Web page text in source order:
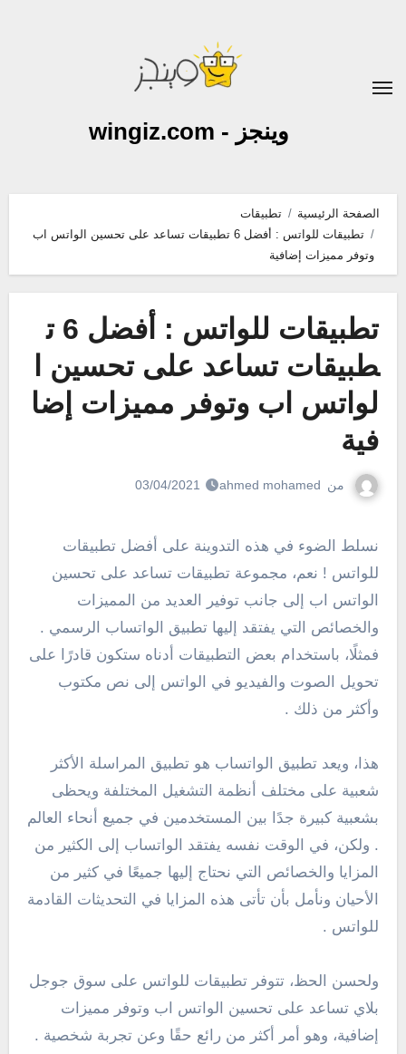
وينجز - wingiz.com
الصفحة الرئيسية
تطبيقات
تطبيقات للواتس : أفضل 6 تطبيقات تساعد على تحسين الواتس اب
وتوفر مميزات إضافية
تطبيقات للواتس : أفضل 6 ت
طبيقات تساعد على تحسين ا
لواتس اب وتوفر مميزات إضا
فية
من ahmed mohamed
03/04/2021
نسلط الضوء في هذه التدوينة على أفضل تطبيقات
للواتس ! نعم، مجموعة تطبيقات تساعد على تحسين
الواتس اب إلى جانب توفير العديد من المميزات
والخصائص التي يفتقد إليها تطبيق الواتساب الرسمي .
فمثلًا، باستخدام بعض التطبيقات أدناه ستكون قادرًا على
تحويل الصوت والفيديو في الواتس إلى نص مكتوب
وأكثر من ذلك .
هذا، ويعد تطبيق الواتساب هو تطبيق المراسلة الأكثر
شعبية على مختلف أنظمة التشغيل المختلفة ويحظى
بشعبية كبيرة جدًا بين المستخدمين في جميع أنحاء العالم
. ولكن، في الوقت نفسه يفتقد الواتساب إلى الكثير من
المزايا والخصائص التي نحتاج إليها جميعًا في كثير من
الأحيان ونأمل بأن تأتى هذه المزايا في التحديثات القادمة
للواتس .
ولحسن الحظ، تتوفر تطبيقات للواتس على سوق جوجل
بلاي تساعد على تحسين الواتس اب وتوفر مميزات
إضافية، وهو أمر أكثر من رائع حقًا وعن تجربة شخصية .